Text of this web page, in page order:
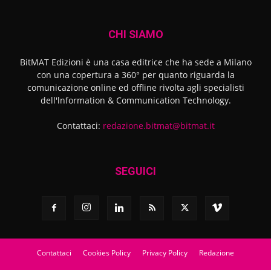
CHI SIAMO
BitMAT Edizioni è una casa editrice che ha sede a Milano
con una copertura a 360° per quanto riguarda la
comunicazione online ed offline rivolta agli specialisti
dell'lnformation & Communication Technology.
Contattaci: redazione.bitmat@bitmat.it
SEGUICI
Contattaci Cookies Policy Privacy Policy Redazione